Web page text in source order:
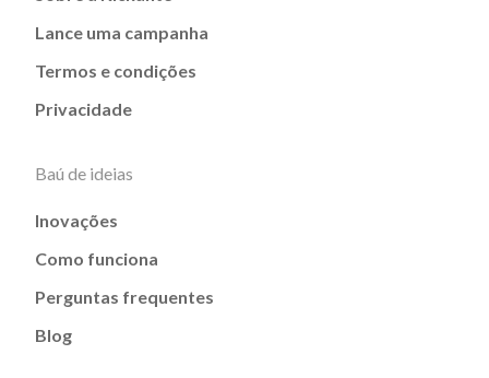
Lance uma campanha
Termos e condições
Privacidade
Baú de ideias
Inovações
Como funciona
Perguntas frequentes
Blog